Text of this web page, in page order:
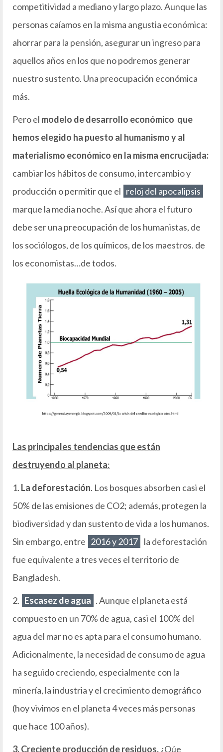
competitividad a mediano y largo plazo. Aunque las
personas caíamos en la misma angustia económica:
ahorrar para la pensión, asegurar un ingreso para
aquellos años en los que no podremos generar
nuestro sustento. Una preocupación económica
más.
Pero el modelo de desarrollo económico que
hemos elegido ha puesto al humanismo y al
materialismo económico en la misma encrucijada:
cambiar los hábitos de consumo, intercambio y
producción o permitir que el reloj del apocalipsis
marque la media noche. Así que ahora el futuro
debe ser una preocupación de los humanistas, de
los sociólogos, de los químicos, de los maestros. de
los economistas…de todos.
Las principales tendencias que están
destruyendo al planeta:
1. La deforestación. Los bosques absorben casi el
50% de las emisiones de CO2; además, protegen la
biodiversidad y dan sustento de vida a los humanos.
Sin embargo, entre 2016 y 2017 la deforestación
fue equivalente a tres veces el territorio de
Bangladesh.
2. Escasez de agua . Aunque el planeta está
compuesto en un 70% de agua, casi el 100% del
agua del mar no es apta para el consumo humano.
Adicionalmente, la necesidad de consumo de agua
ha seguido creciendo, especialmente con la
minería, la industria y el crecimiento demográfico
(hoy vivimos en el planeta 4 veces más personas
que hace 100 años).
3. Creciente producción de residuos.¿Qúe